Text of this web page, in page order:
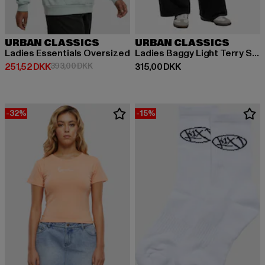
URBAN CLASSICS
Ladies Essentials Oversized
251,52 DKK
Nuværende pris: 251,52 DKK
393,00 DKKKampagnepris: 393,00 DKK
URBAN CLASSICS
Ladies Baggy Light Terry Sweat Pants
315,00 DKK
Nuværende pris: 315,00 DKK
-32% -15%